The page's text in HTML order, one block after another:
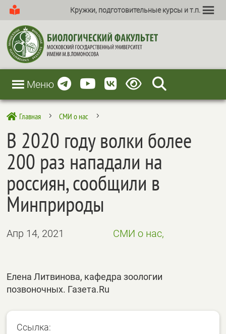
Кружки, подготовительные курсы и т.п.
Меню
 Главная 5 СМИ о нас 5
В 2020 году волки более
200 раз нападали на
россиян, сообщили в
Минприроды
Апр 14, 2021 СМИ о нас,
Елена Литвинова, кафедра зоологии
позвоночных. Газета.Ru
Ссылка: